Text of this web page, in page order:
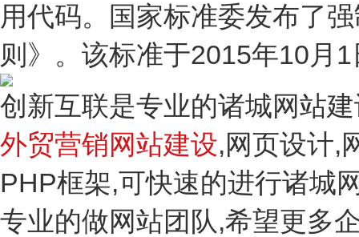
用代码。国家标准委发布了
则》。该标准于2015年10月
创新互联是专业的诸城网站
外贸营销网站建设,网页设计,
PHP框架,可快速的进行诸城
专业的做网站团队,希望更多